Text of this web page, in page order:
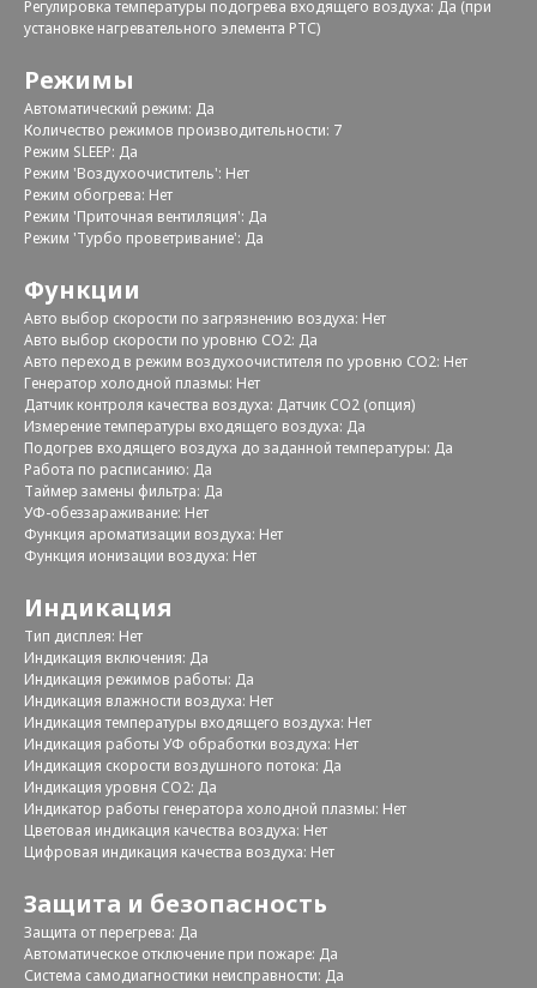
Регулировка температуры подогрева входящего воздуха: Да (при
установке нагревательного элемента РТС)
Режимы
Автоматический режим: Да
Количество режимов производительности: 7
Режим SLEEP: Да
Режим 'Воздухоочиститель': Нет
Режим обогрева: Нет
Режим 'Приточная вентиляция': Да
Режим 'Турбо проветривание': Да
Функции
Авто выбор скорости по загрязнению воздуха: Нет
Авто выбор скорости по уровню СО2: Да
Авто переход в режим воздухоочистителя по уровню СО2: Нет
Генератор холодной плазмы: Нет
Датчик контроля качества воздуха: Датчик CO2 (опция)
Измерение температуры входящего воздуха: Да
Подогрев входящего воздуха до заданной температуры: Да
Работа по расписанию: Да
Таймер замены фильтра: Да
УФ-обеззараживание: Нет
Функция ароматизации воздуха: Нет
Функция ионизации воздуха: Нет
Индикация
Тип дисплея: Нет
Индикация включения: Да
Индикация режимов работы: Да
Индикация влажности воздуха: Нет
Индикация температуры входящего воздуха: Нет
Индикация работы УФ обработки воздуха: Нет
Индикация скорости воздушного потока: Да
Индикация уровня CO2: Да
Индикатор работы генератора холодной плазмы: Нет
Цветовая индикация качества воздуха: Нет
Цифровая индикация качества воздуха: Нет
Защита и безопасность
Защита от перегрева: Да
Автоматическое отключение при пожаре: Да
Система самодиагностики неисправности: Да